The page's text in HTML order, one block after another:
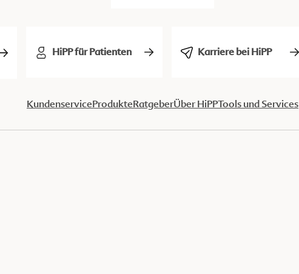
HiPP für Patienten Karriere bei HiPP
KundenserviceProdukteRatgeberÜber HiPPTools und Services